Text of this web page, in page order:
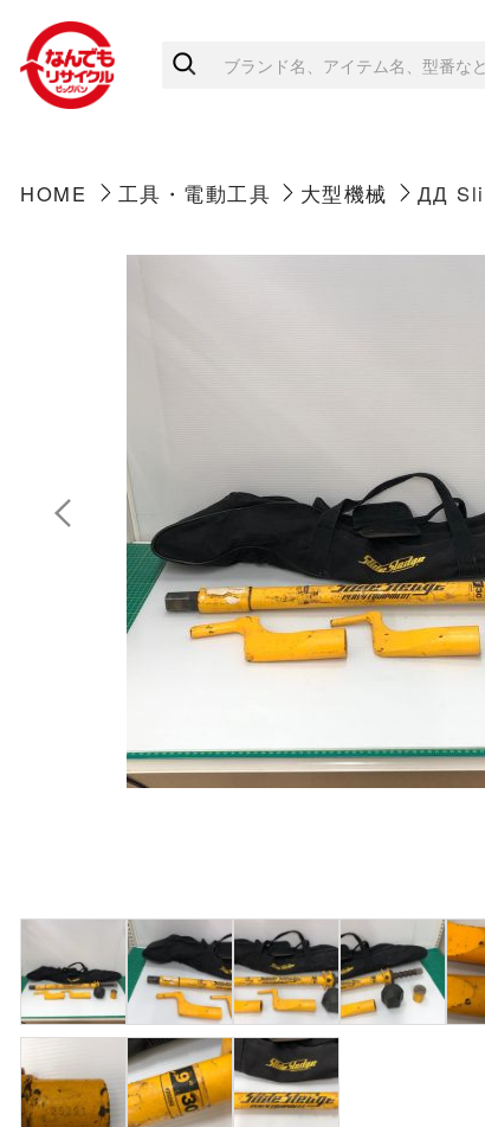
HOME 工具・電動工具 大型機械 ДД